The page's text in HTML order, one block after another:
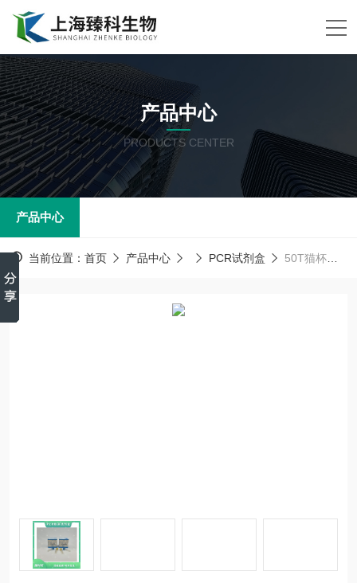
产品中心
PRODUCTS CENTER
产品中心
当前位置： 首页 产品中心 PCR试剂盒 50T猫杯状病毒PCR试剂盒